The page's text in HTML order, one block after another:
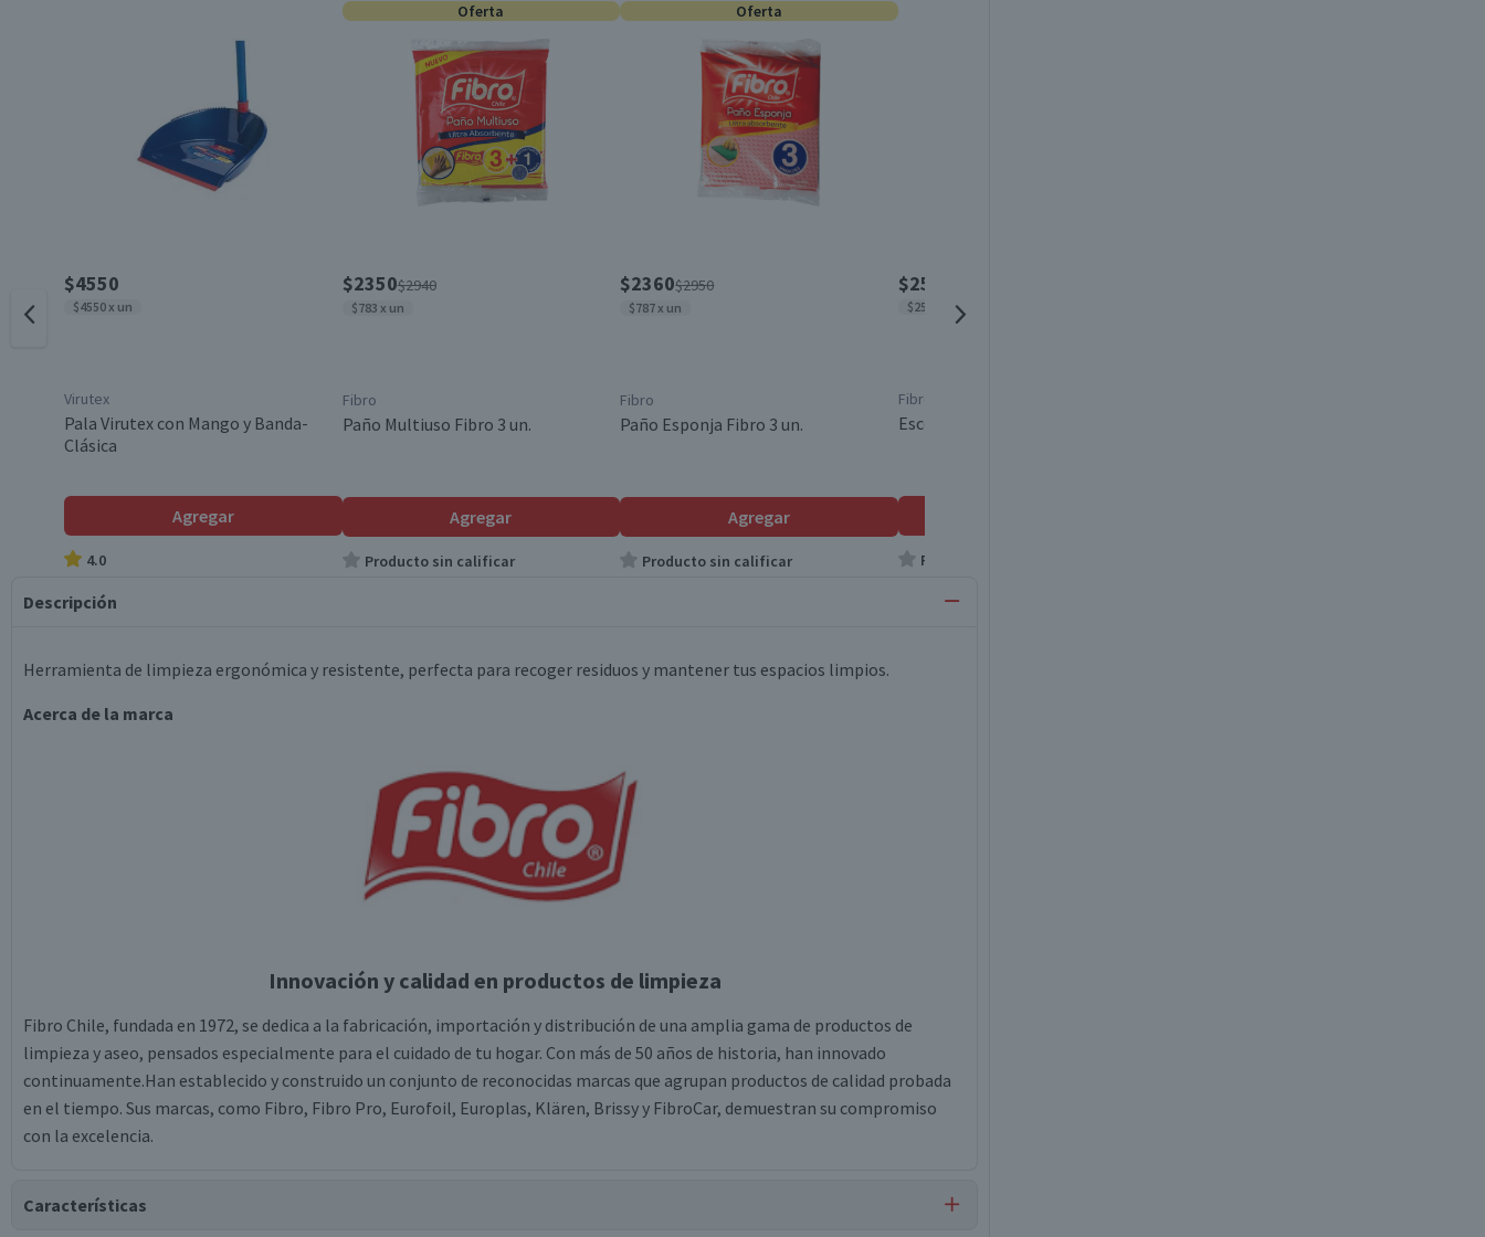
$4550
$4550 x un
Virutex
Pala Virutex con Mango y Banda-
Clásica
Agregar
4.0
Oferta
$2350$2940
$783 x un
Fibro
Paño Multiuso Fibro 3 un.
Agregar
Producto sin calificar
Oferta
$2360$2950
$787 x un
Fibro
Paño Esponja Fibro 3 un.
Agregar
Producto sin calificar
$2550
$2550 x un
Fibro
Escobillón Fibro
Producto sin calificar
Descripción
Herramienta de limpieza ergonómica y resistente, perfecta para recoger residuos y mantener tus espacios limpios.
Acerca de la marca
Innovación y calidad en productos de limpieza
Fibro Chile, fundada en 1972, se dedica a la fabricación, importación y distribución de una amplia gama de productos de
limpieza y aseo, pensados especialmente para el cuidado de tu hogar. Con más de 50 años de historia, han innovado
continuamente.Han establecido y construido un conjunto de reconocidas marcas que agrupan productos de calidad probada
en el tiempo. Sus marcas, como Fibro, Fibro Pro, Eurofoil, Europlas, Klären, Brissy y FibroCar, demuestran su compromiso
con la excelencia.
Características